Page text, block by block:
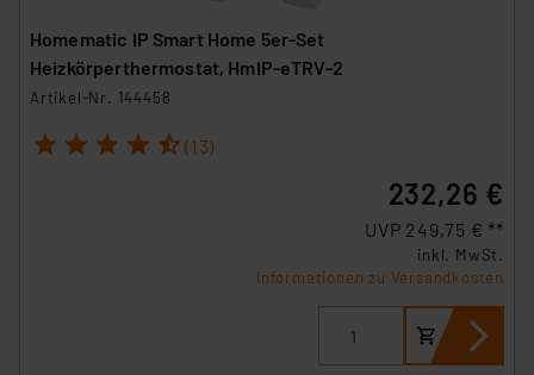
Homematic IP Smart Home 5er-Set
Heizkörperthermostat, HmIP-eTRV-2
Artikel-Nr. 144458
1 2 3 4 5 (13)
232,26 €
UVP 249,75 € **
inkl. MwSt.
Informationen zu Versandkosten